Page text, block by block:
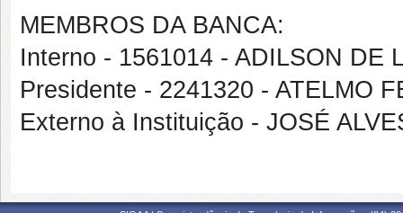
MEMBROS DA BANCA:
Interno - 1561014 - ADILSON DE
Presidente - 2241320 - ATELMO
Externo à Instituição - JOSÉ